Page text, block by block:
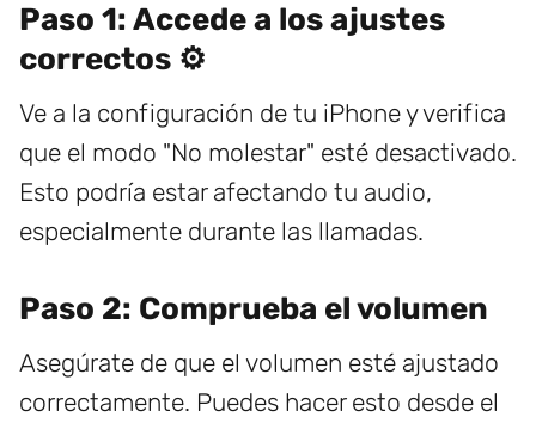
Paso 1: Accede a los ajustes
correctos ⚙️
Ve a la configuración de tu iPhone y verifica
que el modo "No molestar" esté desactivado.
Esto podría estar afectando tu audio,
especialmente durante las llamadas.
Paso 2: Comprueba el volumen
Asegúrate de que el volumen esté ajustado
correctamente. Puedes hacer esto desde el